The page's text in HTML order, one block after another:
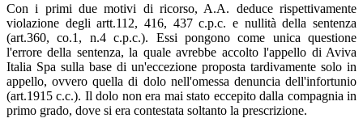
Con i primi due motivi di ricorso, A.A. deduce rispettivamente
violazione degli artt.112, 416, 437 c.p.c. e nullità della sentenza
(art.360, co.1, n.4 c.p.c.). Essi pongono come unica questione
l'errore della sentenza, la quale avrebbe accolto l'appello di Aviva
Italia Spa sulla base di un'eccezione proposta tardivamente solo in
appello, ovvero quella di dolo nell'omessa denuncia dell'infortunio
(art.1915 c.c.). Il dolo non era mai stato eccepito dalla compagnia in
primo grado, dove si era contestata soltanto la prescrizione.